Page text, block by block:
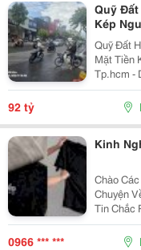
Quỹ Đất
Kép
Tp.hcm
Quỹ Đất
Mặt Tiền
Tp.hcm - Diện Tích : 488M&Sup2; Thổ Cư (Ngang 11M
X 45M) - Giá Bán : 92 Tỷ (Thương Lượng) Mặt Tiền Kép
Nguyễn
92 tỷ
Kinh
Chào
Chuyện
Tin Chắc
Quần Áo.
Trang
0966 *** ***